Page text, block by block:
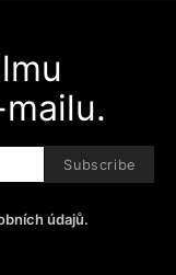
Subscribe
údajů.